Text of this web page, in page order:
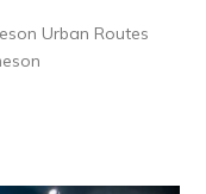
Urban Routes